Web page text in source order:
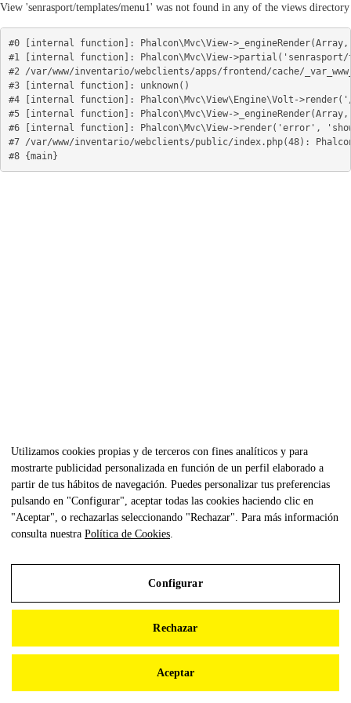
View 'senrasport/templates/menu1' was not found in any of the views directory
#0 [internal function]: Phalcon\Mvc\View-
#1 [internal function]: Phalcon\Mvc\View->partial('senrasport/
#2 /var/www/inventario/webclients/apps/frontend/cache/
#3 [internal function]: unknown()
#4 [internal function]: Phalcon\Mvc\View\Engine\Volt-
#5 [internal function]: Phalcon\Mvc\View-
#6 [internal function]: Phalcon\Mvc\View->render('error',
#7 /var/www/inventario/webclients/public/index.php(48):
#8 {main}
Utilizamos cookies propias y de terceros con fines analíticos y para
mostrarte publicidad personalizada en función de un perfil elaborado a
partir de tus hábitos de navegación. Puedes personalizar tus preferencias
pulsando en "Configurar", aceptar todas las cookies haciendo clic en
"Aceptar", o rechazarlas seleccionando "Rechazar". Para más información
consulta nuestra Política de Cookies.
Configurar
Rechazar
Aceptar
Aviso Legal
Política de Privacidad
Política de Cookies